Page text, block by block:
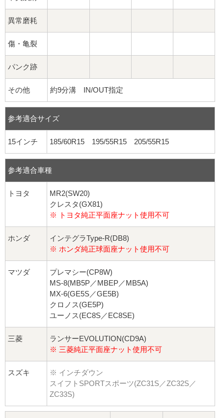
異常磨耗
傷・亀裂
パンク跡
その他 約9分溝 IN/OUT指定
参考適合サイズ
15インチ 185/60R15 195/55R15 205/55R15
参考適合車種
トヨタ
MR2(SW20)
クレスタ(GX81)
※ トヨタ純正平面座ナット使用不可
ホンダ
インテグラType-R(DB8)
※ ホンダ純正球面座ナット使用不可
マツダ
プレマシー(CP8W)
MS-8(MB5P／MBEP／MB5A)
MX-6(GE5S／GE5B)
クロノス(GE5P)
ユーノス(EC8S／EC8SE)
三菱
ランサーEVOLUTION(CD9A)
※ 三菱純正平面座ナット使用不可
スズキ
※ インチダウン
スイフトSPORTスポーツ(ZC31S／ZC32S／
ZC33S)